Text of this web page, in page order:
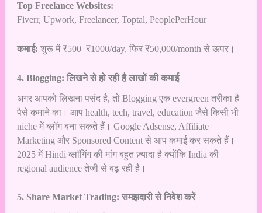
Top Freelance Websites:
Fiverr, Upwork, Freelancer, Toptal, PeoplePerHour
कमाई: शुरू में ₹500–₹1000/day, फिर ₹50,000/month से ऊपर।
4. Blogging: लिखने से हो रही है लाखों की कमाई
अगर आपको लिखना पसंद है, तो Blogging एक evergreen तरीका है
पैसे कमाने का। आप health, tech, travel, education जैसे किसी भी
niche में ब्लॉग बना सकते हैं। Google Adsense, Affiliate
Marketing और Sponsored Content से आप कमाई कर सकते हैं।
2025 में Hindi ब्लॉगिंग की मांग बहुत ज़्यादा है क्योंकि India की
regional audience तेजी से बढ़ रही है।
5. Share Market Trading: समझदारी से निवेश करें